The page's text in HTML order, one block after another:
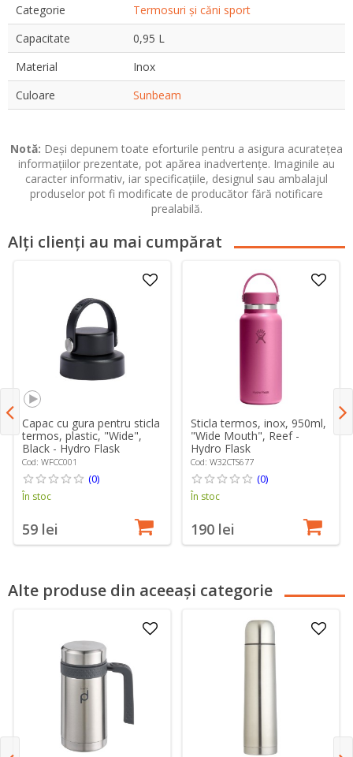
Categorie
Termosuri și căni sport
Capacitate
0,95 L
Material
Inox
Culoare
Sunbeam
Notă: Deși depunem toate eforturile pentru a asigura acuratețea
informațiilor prezentate, pot apărea inadvertențe. Imaginile au
caracter informativ, iar specificațiile, designul sau ambalajul
produselor pot fi modificate de producător fără notificare
prealabilă.
Alți clienți au mai cumpărat
Capac cu gura pentru sticla
termos, plastic, "Wide",
Black - Hydro Flask
Cod: WFCC001
(0)
În stoc
59 lei
Sticla termos, inox, 950ml,
"Wide Mouth", Reef -
Hydro Flask
Cod: W32CTS677
(0)
În stoc
190 lei
Alte produse din aceeași categorie